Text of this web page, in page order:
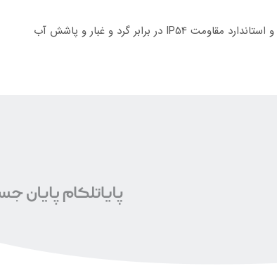
اتصال مدرن و پایداری در شرایط روزمره: از بلوتوث نسخه 5.4، قابلیت اتصال همزمان به دو دستگاه و استاندارد مقاومت IP54 در برابر گرد و غبار و پاشش آب